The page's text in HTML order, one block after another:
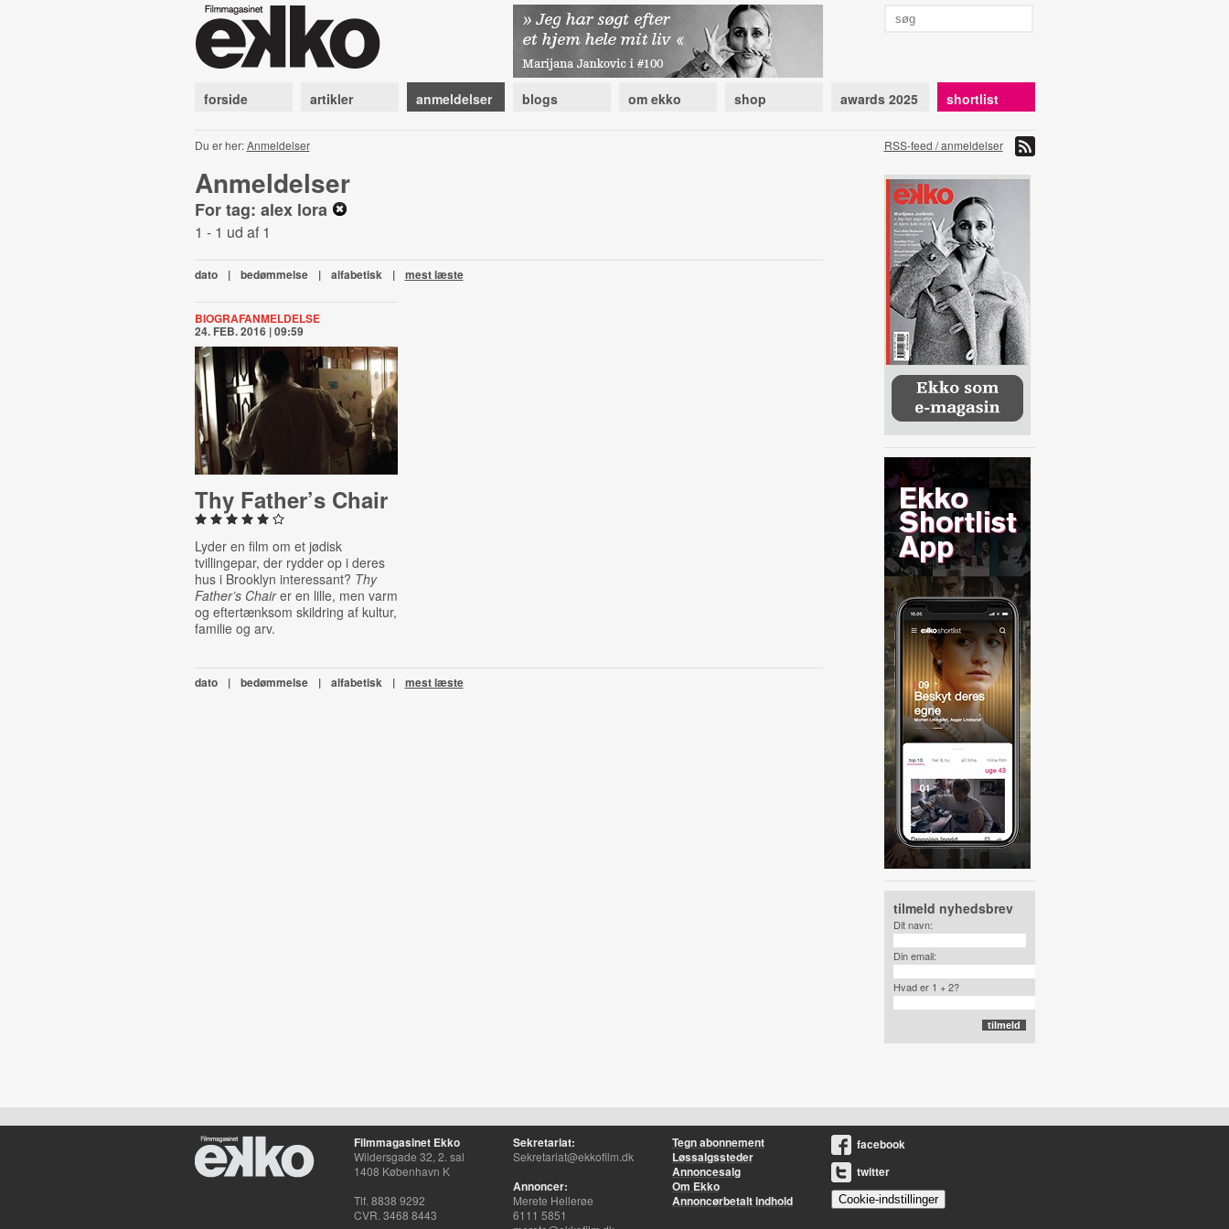
forside artikler anmeldelser blogs om ekko shop awards 2025 shortlist
Du er her:Anmeldelser RSS-feed / anmeldelser
Anmeldelser
For tag: alex lora
1 - 1 ud af 1
dato | bedømmelse | alfabetisk | mest læste
BIOGRAFANMELDELSE
24. FEB. 2016 | 09:59
Thy Father’s Chair
Lyder en film om et jødisk
tvillingepar, der rydder op i deres
hus i Brooklyn interessant? Thy
Father’s Chairer en lille, men varm
og eftertænksom skildring af kultur,
familie og arv.
dato | bedømmelse | alfabetisk | mest læste
tilmeld nyhedsbrev
Dit navn:
Din email:
Hvad er 1 + 2?
Filmmagasinet Ekko
Wildersgade 32, 2. sal
1408 København K
Tlf. 8838 9292
CVR. 3468 8443
Sekretariat:
Sekretariat@ekkofilm.dk
Annoncer:
Merete Hellerøe
6111 5851
Tegn abonnement
Løssalgssteder
Annoncesalg
Om Ekko
Annoncørbetalt indhold
facebook
twitter
Cookie-indstillinger